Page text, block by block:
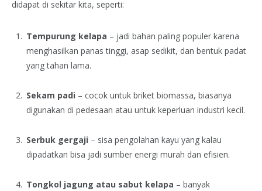
didapat di sekitar kita, seperti:
Tempurung kelapa – jadi bahan paling populer karena
menghasilkan panas tinggi, asap sedikit, dan bentuk padat
yang tahan lama.
Sekam padi – cocok untuk briket biomassa, biasanya
digunakan di pedesaan atau untuk keperluan industri kecil.
Serbuk gergaji – sisa pengolahan kayu yang kalau
dipadatkan bisa jadi sumber energi murah dan efisien.
Tongkol jagung atau sabut kelapa – banyak